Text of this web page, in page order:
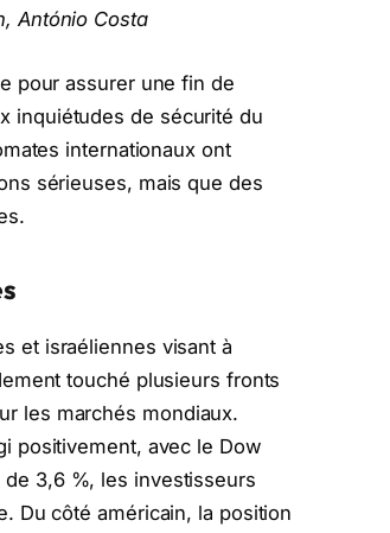
António Costa
pour assurer une fin de
inquiétudes de sécurité du
internationaux ont
sérieuses, mais que des
et israéliennes visant à
touché plusieurs fronts
les marchés mondiaux.
positivement, avec le Dow
3,6 %, les investisseurs
Du côté américain, la position